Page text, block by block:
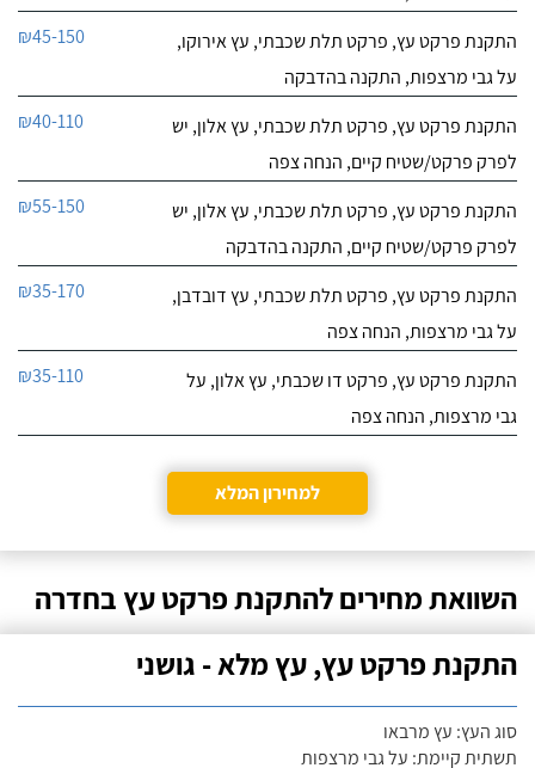
התקנת פרקט עץ, פרקט תלת שכבתי, עץ אירוקו,
על גבי מרצפות, התקנה בהדבקה
₪45-150
התקנת פרקט עץ, פרקט תלת שכבתי, עץ אלון, יש
לפרק פרקט/שטיח קיים, הנחה צפה
₪40-110
התקנת פרקט עץ, פרקט תלת שכבתי, עץ אלון, יש
לפרק פרקט/שטיח קיים, התקנה בהדבקה
₪55-150
התקנת פרקט עץ, פרקט תלת שכבתי, עץ דובדבן,
על גבי מרצפות, הנחה צפה
₪35-170
התקנת פרקט עץ, פרקט דו שכבתי, עץ אלון, על
גבי מרצפות, הנחה צפה
₪35-110
למחירון המלא
השוואת מחירים להתקנת פרקט עץ בחדרה
התקנת פרקט עץ, עץ מלא - גושני
סוג העץ: עץ מרבאו
תשתית קיימת: על גבי מרצפות